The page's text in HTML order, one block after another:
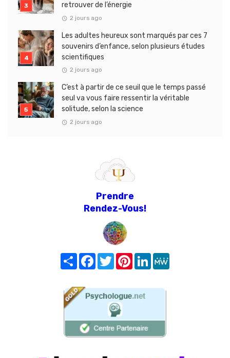
retrouver de l’énergie
2 jours ago
Les adultes heureux sont marqués par ces 7
souvenirs d’enfance, selon plusieurs études
scientifiques
2 jours ago
C’est à partir de ce seuil que le temps passé
seul va vous faire ressentir la véritable
solitude, selon la science
2 jours ago
Prendre
Rendez-Vous!
Share FacebookTwitterPinterest
LinkedIn